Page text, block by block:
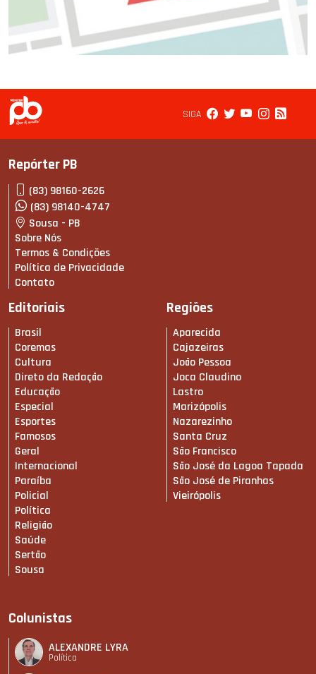
SIGA
Repórter PB
(83) 98160-2626
(83) 98140-4747
Sousa - PB
Sobre Nós
Termos & Condições
Política de Privacidade
Contato
Editoriais
Brasil
Coremas
Cultura
Direto da Redação
Educação
Especial
Esportes
Famosos
Geral
Internacional
Paraíba
Policial
Política
Religião
Saúde
Sertão
Sousa
Regiões
Aparecida
Cajazeiras
João Pessoa
Joca Claudino
Lastro
Marizópolis
Nazarezinho
Santa Cruz
São Francisco
São José da Lagoa Tapada
São José de Piranhas
Vieirópolis
Colunistas
ALEXANDRE LYRA
Política